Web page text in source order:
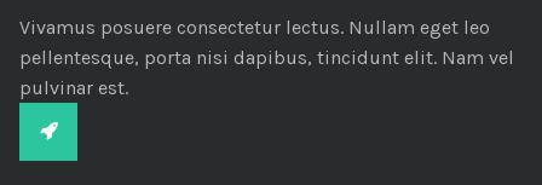
Vivamus posuere consectetur lectus. Nullam eget leo
pellentesque, porta nisi dapibus, tincidunt elit. Nam vel
pulvinar est.